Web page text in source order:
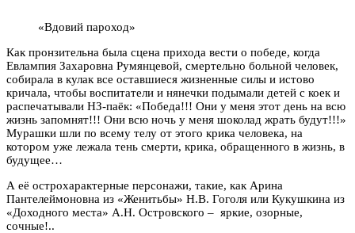
«Вдовий пароход»
Как пронзительна была сцена прихода вести о победе, когда
Евлампия Захаровна Румянцевой, смертельно больной человек,
собирала в кулак все оставшиеся жизненные силы и истово
кричала, чтобы воспитатели и нянечки подымали детей с коек и
распечатывали НЗ-паёк: «Победа!!! Они у меня этот день на всю
жизнь запомнят!!! Они всю ночь у меня шоколад жрать будут!!!»
Мурашки шли по всему телу от этого крика человека, на
котором уже лежала тень смерти, крика, обращенного в жизнь, в
будущее…
А её острохарактерные персонажи, такие, как Арина
Пантелеймоновна из «Женитьбы» Н.В. Гоголя или Кукушкина из
«Доходного места» А.Н. Островского – яркие, озорные,
сочные!..